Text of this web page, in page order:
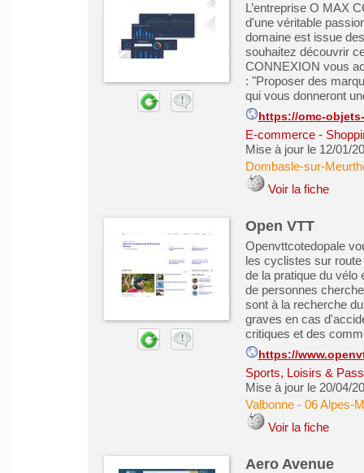
L’entreprise O MAX
d'une véritable
domaine est issue
souhaitez découvrir
CONNEXION vous
: "Proposer des
qui vous donneront
https://omc-
E-commerce -
Mise à jour le 12/01/
Dombasle-sur-
Voir la fiche
Open VTT
Openvttcotedopale
les cyclistes sur
de la pratique du vélo
de personnes
sont à la recherche
graves en cas
critiques et des
https://
Sports, Loisirs &
Mise à jour le 20/04/
Valbonne- 06 Alpes-
Voir la fiche
Aero Avenue